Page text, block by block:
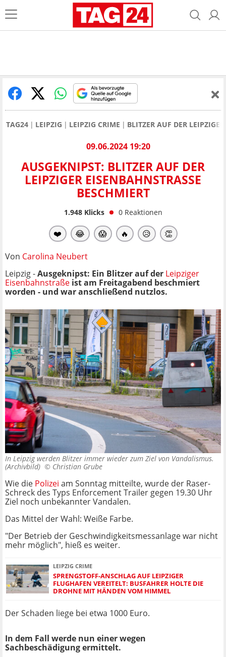
TAG24 LEIPZIG LEIPZIG CRIME BLITZER AUF DER
09.06.2024 19:20
AUSGEKNIPST: BLITZER AUF DER
LEIPZIGER EISENBAHNSTRASSE B
ESCHMIERT
1.948Klicks 0 Reaktionen
❤️ 😂 😱 🔥 😥 👏
Von Carolina Neubert
Leipzig -Ausgeknipst: Ein Blitzer auf der Leipziger
Eisenbahnstraße ist am Freitagabend beschmiert
worden - und war anschließend nutzlos.
In Leipzig werden Blitzer immer wieder zum Ziel von Vandalismus.
(Archivbild) © Christian Grube
Wie die Polizei am Sonntag mitteilte, wurde der Raser-
Schreck des Typs Enforcement Trailer gegen 19.30 Uhr
Ziel noch unbekannter Vandalen.
Das Mittel der Wahl: Weiße Farbe.
"Der Betrieb der Geschwindigkeitsmessanlage war nicht
mehr möglich", hieß es weiter.
LEIPZIG CRIME
SPRENGSTOFF-ANSCHLAG AUF LEIPZIGER
FLUGHAFEN VEREITELT: BUSFAHRER HOLTE DIE
DROHNE MIT HÄNDEN VOM HIMMEL
Der Schaden liege bei etwa 1000 Euro.
In dem Fall werde nun einer wegen
Sachbeschädigung ermittelt.